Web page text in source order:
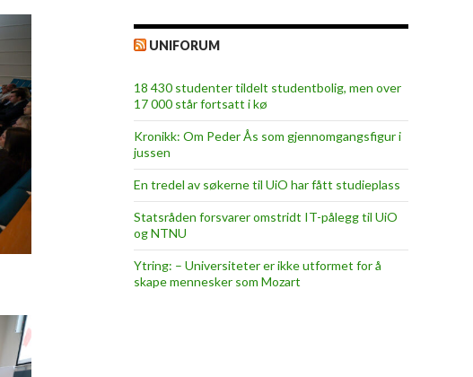
UNIFORUM
18 430 studenter tildelt studentbolig, men over
17 000 står fortsatt i kø
Kronikk: Om Peder Ås som gjennomgangsfigur i
jussen
En tredel av søkerne til UiO har fått studieplass
Statsråden forsvarer omstridt IT-pålegg til UiO
og NTNU
Ytring: – Universiteter er ikke utformet for å
skape mennesker som Mozart